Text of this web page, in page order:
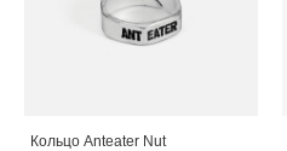
Кольцо Anteater Nut